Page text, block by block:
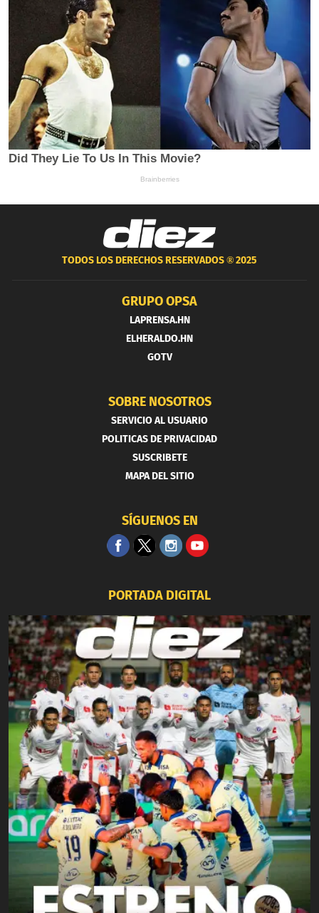
TODOS LOS DERECHOS RESERVADOS ®2025
GRUPO OPSA
LAPRENSA.HN
ELHERALDO.HN
GOTV
SOBRE NOSOTROS
SERVICIO AL USUARIO
POLITICAS DE PRIVACIDAD
SUSCRIBETE
MAPA DEL SITIO
SÍGUENOS EN
PORTADA DIGITAL